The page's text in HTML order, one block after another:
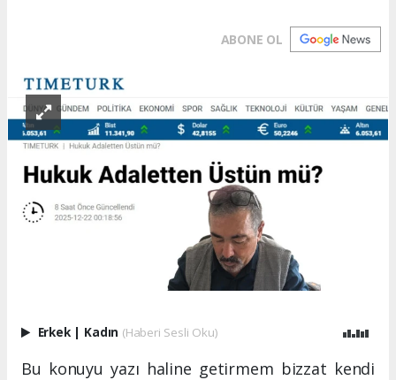
ABONE OL
Erkek | Kadın (Haberi Sesli Oku)
Bu konuyu yazı haline getirmem bizzat kendi